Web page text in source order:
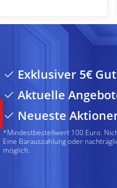
Exklusiver 5€
Aktuelle
Neueste
*Mindestbestellwert 100 Euro.
Eine Barauszahlung oder
möglich.